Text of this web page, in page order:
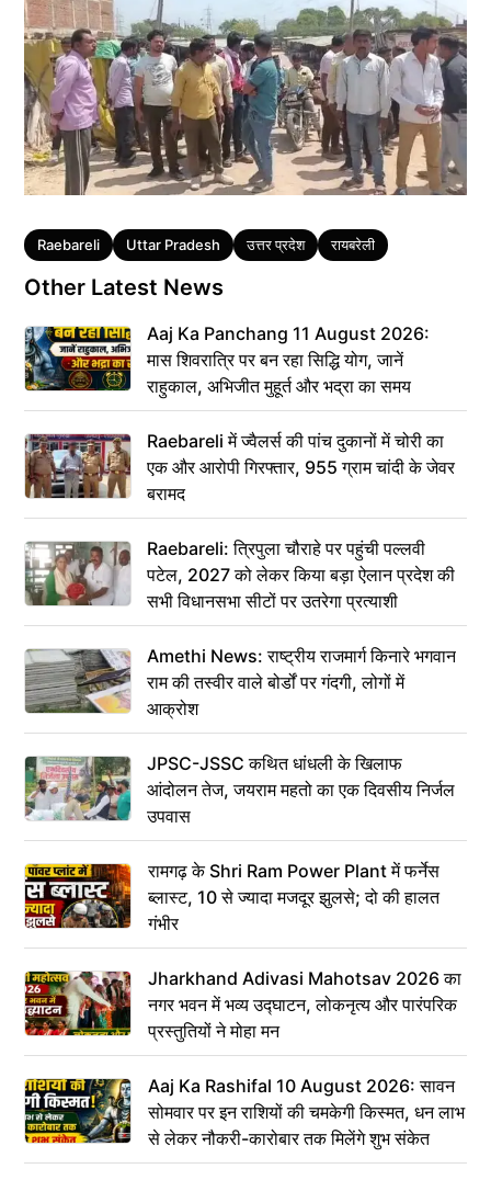
Tags
Raebareli Uttar Pradesh उत्तर प्रदेश रायबरेली
Other Latest News
Aaj Ka Panchang 11 August 2026:
मास शिवरात्रि पर बन रहा सिद्धि योग, जानें
राहुकाल, अभिजीत मुहूर्त और भद्रा का समय
Raebareli में ज्वैलर्स की पांच दुकानों में चोरी का
एक और आरोपी गिरफ्तार, 955 ग्राम चांदी के जेवर
बरामद
Raebareli: त्रिपुला चौराहे पर पहुंची पल्लवी
पटेल, 2027 को लेकर किया बड़ा ऐलान प्रदेश की
सभी विधानसभा सीटों पर उतरेगा प्रत्याशी
Amethi News: राष्ट्रीय राजमार्ग किनारे भगवान
राम की तस्वीर वाले बोर्डों पर गंदगी, लोगों में
आक्रोश
JPSC-JSSC कथित धांधली के खिलाफ
आंदोलन तेज, जयराम महतो का एक दिवसीय निर्जल
उपवास
रामगढ़ के Shri Ram Power Plant में फर्नेस
ब्लास्ट, 10 से ज्यादा मजदूर झुलसे; दो की हालत
गंभीर
Jharkhand Adivasi Mahotsav 2026 का
नगर भवन में भव्य उद्घाटन, लोकनृत्य और पारंपरिक
प्रस्तुतियों ने मोहा मन
Aaj Ka Rashifal 10 August 2026: सावन
सोमवार पर इन राशियों की चमकेगी किस्मत, धन लाभ
से लेकर नौकरी-कारोबार तक मिलेंगे शुभ संकेत